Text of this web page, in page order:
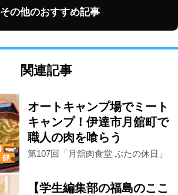
その他のおすすめ記事
関連記事
オートキャンプ場でミート
キャンプ！伊達市月舘町で
職人の肉を喰らう
第107回「月舘肉食堂 ぶたの休日」
【学生編集部の福島のここ